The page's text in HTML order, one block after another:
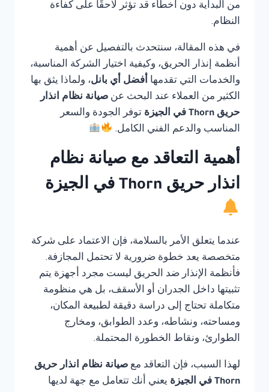
من البداية دون أخطاء قد تؤثر لاحقًا على كفاءة
النظام.
في هذه المقالة، سنتحدث بالتفصيل عن أهمية
أنظمة إنذار الحريق، وكيفية اختيار الشركة المناسبة،
والخدمات التي تقدمها أفضل أي بانل، ولماذا يثق بها
الكثير من العملاء عند البحث عن صيانة نظام انذار
حريق Thorn في الجيزة
توفر الجودة والسعر
المناسب والدعم الفني الكامل.
أهمية التعاقد مع صيانة نظام
انذار حريق Thorn في الجيزة
عندما يتعلق الأمر بالسلامة، فإن الاعتماد على شركة
متخصصة يعد خطوة ضرورية لا تحتمل المجازفة.
فأنظمة الإنذار ضد الحريق ليست مجرد أجهزة يتم
تثبيتها داخل الجدران أو الأسقف، بل هي منظومة
متكاملة تحتاج إلى دراسة دقيقة لطبيعة المكان،
ومساحته، ونشاطه، وعدد الطوابق، ومخارج
الطوارئ، ونقاط الخطورة المحتملة.
لهذا السبب، فإن التعاقد مع صيانة نظام انذار حريق
Thorn في الجيزة
يعني أنك تتعامل مع جهة لديها